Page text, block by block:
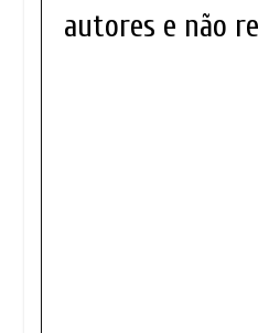
autores e não